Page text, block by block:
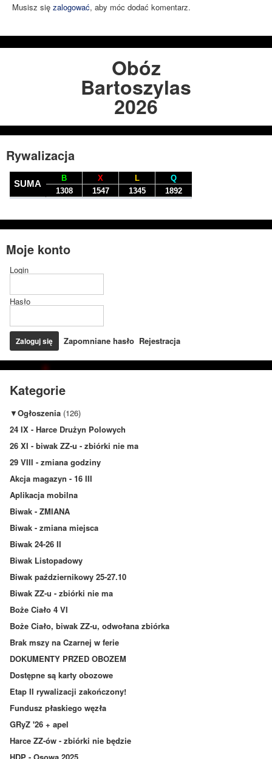
Musisz się zalogować, aby móc dodać komentarz.
Obóz
Bartoszylas
2026
Rywalizacja
Moje konto
Login
Hasło
Zapomniane hasło Rejestracja
Kategorie
▼Ogłoszenia (126)
24 IX - Harce Drużyn Polowych
26 XI - biwak ZZ-u - zbiórki nie ma
29 VIII - zmiana godziny
Akcja magazyn - 16 III
Aplikacja mobilna
Biwak - ZMIANA
Biwak - zmiana miejsca
Biwak 24-26 II
Biwak Listopadowy
Biwak październikowy 25-27.10
Biwak ZZ-u - zbiórki nie ma
Boże Ciało 4 VI
Boże Ciało, biwak ZZ-u, odwołana zbiórka
Brak mszy na Czarnej w ferie
DOKUMENTY PRZED OBOZEM
Dostępne są karty obozowe
Etap II rywalizacji zakończony!
Fundusz płaskiego węzła
GRyZ '26 + apel
Harce ZZ-ów - zbiórki nie będzie
HDP - Osowa 2025